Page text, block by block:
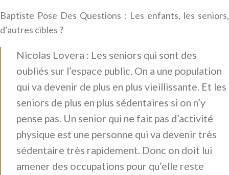
Baptiste Pose Des Questions : Les enfants, les seniors,
d’autres cibles ?
Nicolas Lovera : Les seniors qui sont des
oubliés sur l’espace public. On a une population
qui va devenir de plus en plus vieillissante. Et les
seniors de plus en plus sédentaires si on n’y
pense pas. Un senior qui ne fait pas d’activité
physique est une personne qui va devenir très
sédentaire très rapidement. Donc on doit lui
amener des occupations pour qu’elle reste